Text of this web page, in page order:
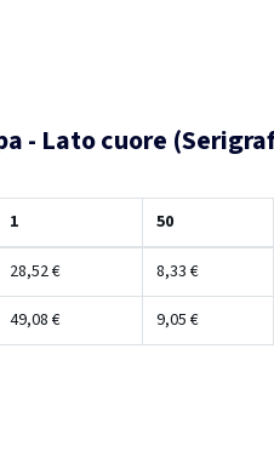
- Lato cuore
1 50
28,52 € 8,33 €
49,08 € 9,05 €